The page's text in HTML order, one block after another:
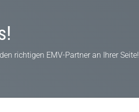
richtigen EMV-Partner an Ihrer Seite!